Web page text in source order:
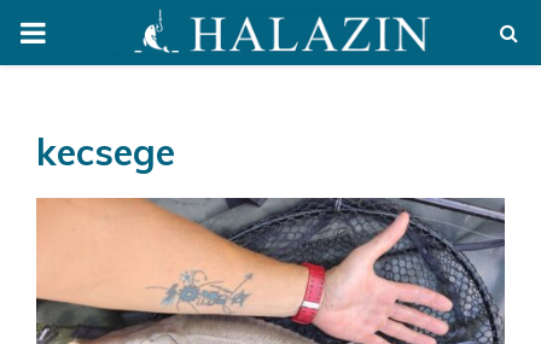
PRIMARY
kecsege